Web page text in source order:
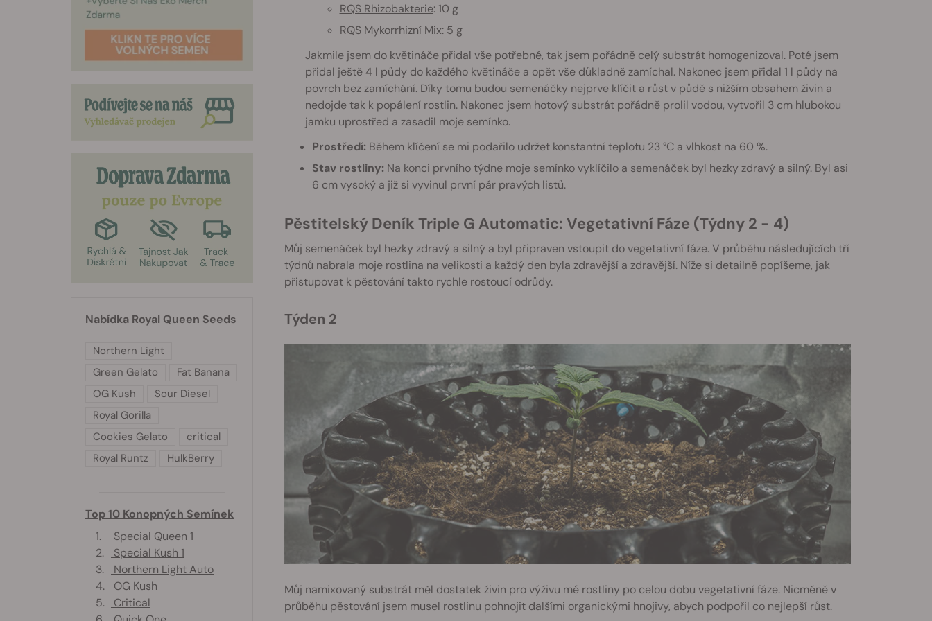
RQS Rhizobakterie: 10 g
RQS Mykorrhizní Mix: 5 g
Jakmile jsem do květináče přidal vše potřebné, tak jsem pořádně celý substrát homogenizoval. Poté jsem
přidal ještě 4 l půdy do každého květináče a opět vše důkladně zamíchal. Nakonec jsem přidal 1 l půdy na
povrch bez zamíchání. Díky tomu budou semenáčky nejprve klíčit a růst v půdě s nižším obsahem živin a
nedojde tak k popálení rostlin. Nakonec jsem hotový substrát pořádně prolil vodou, vytvořil 3 cm hlubokou
jamku uprostřed a zasadil moje semínko.
Prostředí: Během klíčení se mi podařilo udržet konstantní teplotu 23 °C a vlhkost na 60 %.
Stav rostliny: Na konci prvního týdne moje semínko vyklíčilo a semenáček byl hezky zdravý a silný. Byl asi
6 cm vysoký a již si vyvinul první pár pravých listů.
Pěstitelský Deník Triple G Automatic: Vegetativní Fáze (Týdny 2 - 4)
Můj semenáček byl hezky zdravý a silný a byl připraven vstoupit do vegetativní fáze. V průběhu následujících tří
týdnů nabrala moje rostlina na velikosti a každý den byla zdravější a zdravější. Níže si detailně popíšeme, jak
přistupovat k pěstování takto rychle rostoucí odrůdy.
Týden 2
Můj namixovaný substrát měl dostatek živin pro výživu mé rostliny po celou dobu vegetativní fáze. Nicméně v
průběhu pěstování jsem musel rostlinu pohnojit dalšími organickými hnojivy, abych podpořil co nejlepší růst.
Nabídka Royal Queen Seeds
Northern Light
Green Gelato
Fat Banana
OG Kush
Sour Diesel
Royal Gorilla
Cookies Gelato
critical
Royal Runtz
HulkBerry
Top 10 Konopných Semínek
1.
Special Queen 1
2.
Special Kush 1
3.
Northern Light Auto
4.
OG Kush
5.
Critical